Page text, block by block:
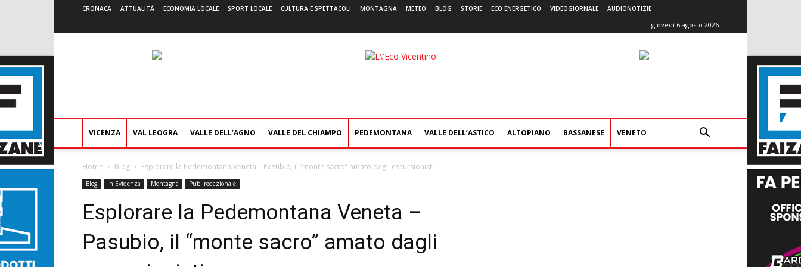
CRONACA ATTUALITÀ ECONOMIA LOCALE SPORT LOCALE CULTURA E SPETTACOLI MONTAGNA METEO BLOG STORIE ECO ENERGETICO VIDEOGIORNALE AUDIONOTIZIE
giovedì 6 agosto 2026
L'Eco
VICENZA VAL LEOGRA VALLE DELL’AGNO VALLE DEL CHIAMPO PEDEMONTANA VALLE DELL’ASTICO ALTOPIANO BASSANESE VENETO
Home Blog Esplorare la Pedemontana Veneta – Pasubio, il “monte sacro” amato dagli escursionisti
Blog In Evidenza Montagna Publiredazionale
Esplorare la Pedemontana Veneta –
Pasubio, il “monte sacro” amato dagli